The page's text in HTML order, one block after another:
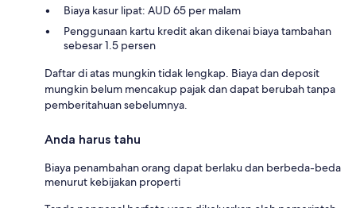
Biaya kasur lipat: AUD 65 per malam
Penggunaan kartu kredit akan dikenai biaya tambahan
sebesar 1.5 persen
Daftar di atas mungkin tidak lengkap. Biaya dan deposit
mungkin belum mencakup pajak dan dapat berubah tanpa
pemberitahuan sebelumnya.
Anda harus tahu
Biaya penambahan orang dapat berlaku dan berbeda-beda
menurut kebijakan properti